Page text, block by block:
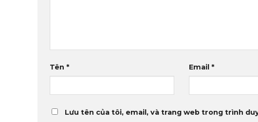
Tên * Email *
Lưu tên của tôi, email, và trang web trong trình